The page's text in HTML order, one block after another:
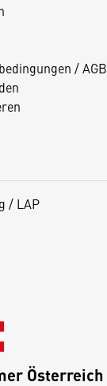
/ AGB
/ LAP
Österreich